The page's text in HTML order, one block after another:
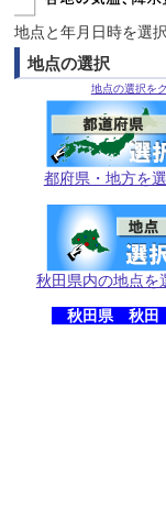
地点と年月日時を選
地点の選択
地点の選択を
都府県・地方を
秋田県内の地点を
秋田県 秋田